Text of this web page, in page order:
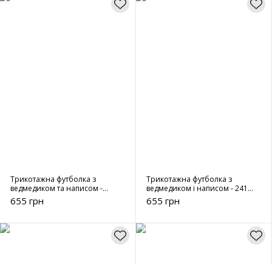
Трикотажна футболка з
ведмедиком та написом -
24110 світло-сіра
655 грн
Трикотажна футболка з
ведмедиком і написом - 24110
молочна
655 грн